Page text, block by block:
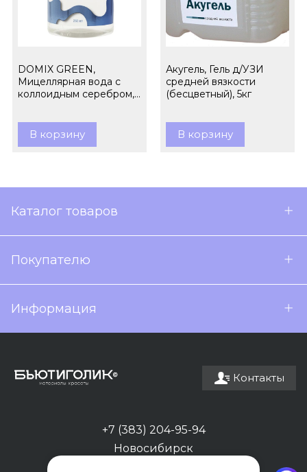
DOMIX GREEN,
Мицеллярная вода с
коллоидным серебром,
В корзину
Акугель, Гель д/УЗИ
средней вязкости
(бесцветный), 5кг
В корзину
Каталог товаров
Покупателю
Информация
Контакты
+7 (383) 204-95-94
Новосибирск